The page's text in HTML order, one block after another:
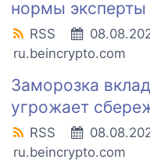
нормы
RSS
ru.beincrypto.com
Заморозка
угрожает
RSS
ru.beincrypto.com